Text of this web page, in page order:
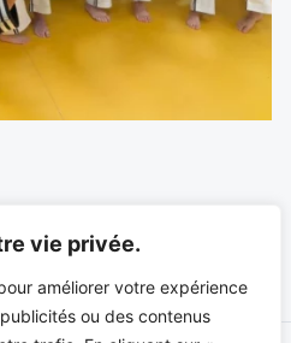
vie privée.
améliorer votre expérience
ou des contenus